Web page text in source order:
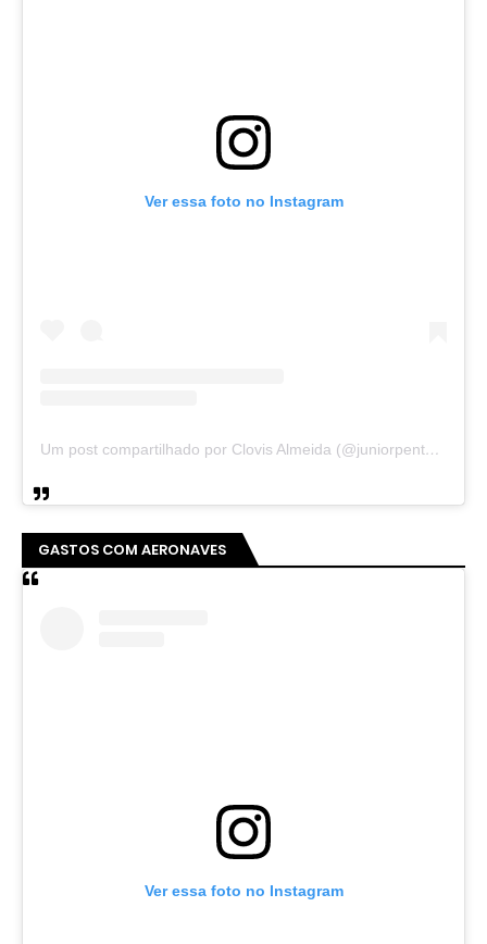
Ver essa foto no Instagram
Um post compartilhado por Clovis Almeida (@juniorpentecoste01)
GASTOS COM AERONAVES
Ver essa foto no Instagram